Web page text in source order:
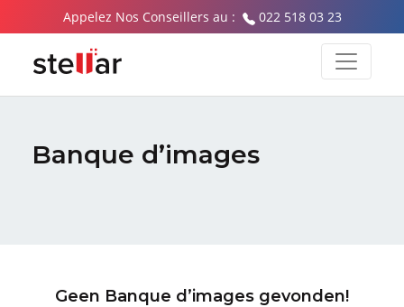
Appelez Nos Conseillers au : 022 518 03 23
Banque d’images
Geen Banque d’images gevonden!